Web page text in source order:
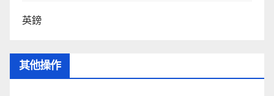
英鎊
其他操作